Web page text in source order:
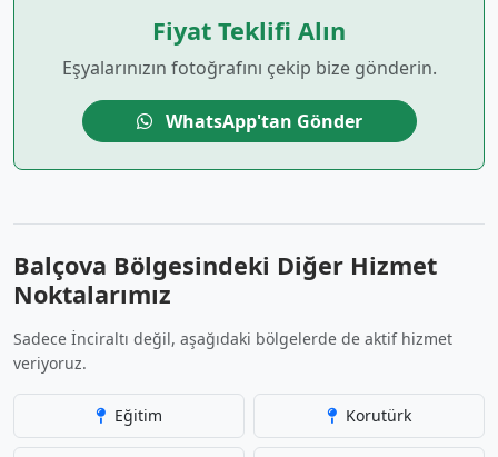
Fiyat Teklifi Alın
Eşyalarınızın fotoğrafını çekip bize gönderin.
WhatsApp'tan Gönder
Balçova Bölgesindeki Diğer Hizmet
Noktalarımız
Sadece İnciraltı değil, aşağıdaki bölgelerde de aktif hizmet
veriyoruz.
Eğitim Korutürk